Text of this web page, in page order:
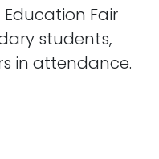
Fair
students,
in attendance.